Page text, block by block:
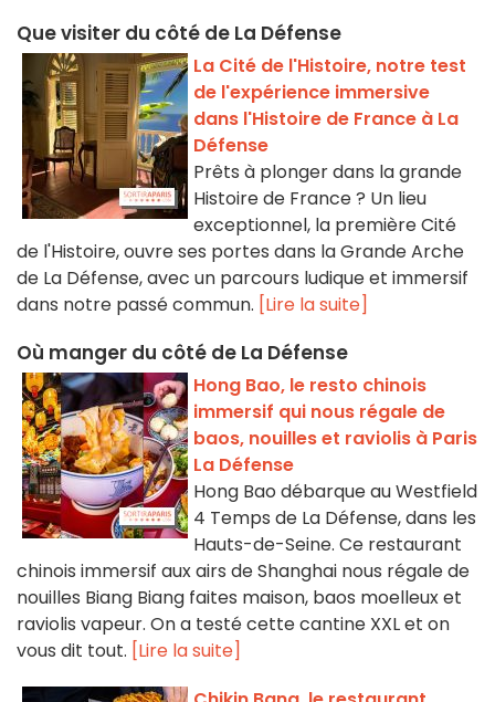
Que visiter du côté de La Défense
La Cité de l'Histoire, notre test
de l'expérience immersive
dans l'Histoire de France à La
Défense
Prêts à plonger dans la grande
Histoire de France ? Un lieu
exceptionnel, la première Cité
de l'Histoire, ouvre ses portes dans la Grande Arche
de La Défense, avec un parcours ludique et immersif
dans notre passé commun. [Lire la suite]
Où manger du côté de La Défense
Hong Bao, le resto chinois
immersif qui nous régale de
baos, nouilles et raviolis à Paris
La Défense
Hong Bao débarque au Westfield
4 Temps de La Défense, dans les
Hauts-de-Seine. Ce restaurant
chinois immersif aux airs de Shanghai nous régale de
nouilles Biang Biang faites maison, baos moelleux et
raviolis vapeur. On a testé cette cantine XXL et on
vous dit tout. [Lire la suite]